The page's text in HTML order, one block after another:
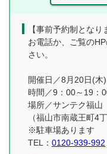
【事前予約制となり
お電話か、ご覧の
さい。
開催日／8月20日(木)
時間／9：00～19：
場所／サンテク福山
（福山市南蔵王町4
※駐車場あります
TEL： 0120-939-992